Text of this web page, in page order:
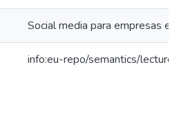
Social media para empresas
info:eu-repo/semantics/lecture